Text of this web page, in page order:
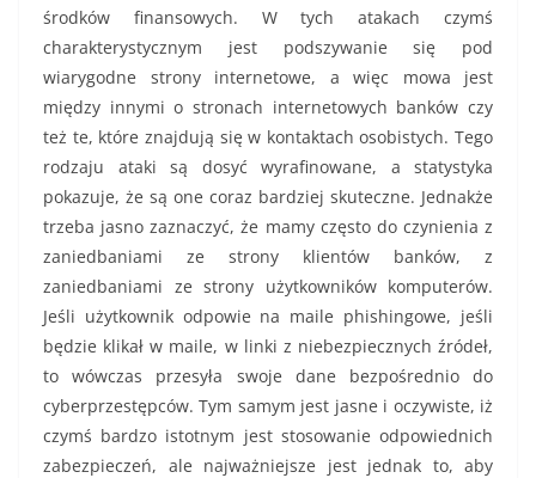
środków finansowych. W tych atakach czymś
charakterystycznym jest podszywanie się pod
wiarygodne strony internetowe, a więc mowa jest
między innymi o stronach internetowych banków czy
też te, które znajdują się w kontaktach osobistych. Tego
rodzaju ataki są dosyć wyrafinowane, a statystyka
pokazuje, że są one coraz bardziej skuteczne. Jednakże
trzeba jasno zaznaczyć, że mamy często do czynienia z
zaniedbaniami ze strony klientów banków, z
zaniedbaniami ze strony użytkowników komputerów.
Jeśli użytkownik odpowie na maile phishingowe, jeśli
będzie klikał w maile, w linki z niebezpiecznych źródeł,
to wówczas przesyła swoje dane bezpośrednio do
cyberprzestępców. Tym samym jest jasne i oczywiste, iż
czymś bardzo istotnym jest stosowanie odpowiednich
zabezpieczeń, ale najważniejsze jest jednak to, aby